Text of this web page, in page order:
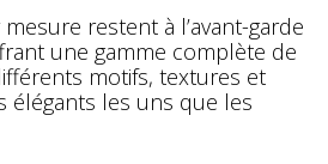
restent à l’avant-garde
une gamme complète de
motifs, textures et
élégants les uns que les